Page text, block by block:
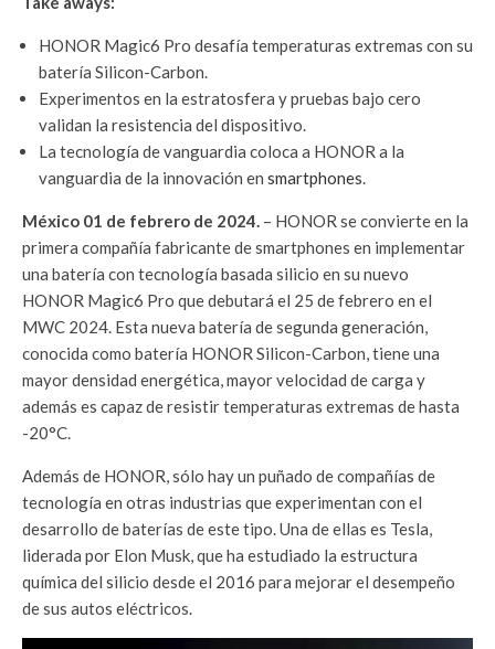
HONOR Magic6 Pro desafía temperaturas extremas con su
batería Silicon-Carbon.
Experimentos en la estratosfera y pruebas bajo cero
validan la resistencia del dispositivo.
La tecnología de vanguardia coloca a HONOR a la
vanguardia de la innovación en smartphones.
México 01 de febrero de 2024. – HONOR se convierte en la
primera compañía fabricante de smartphones en implementar
una batería con tecnología basada silicio en su nuevo
HONOR Magic6 Pro que debutará el 25 de febrero en el
MWC 2024. Esta nueva batería de segunda generación,
conocida como batería HONOR Silicon-Carbon, tiene una
mayor densidad energética, mayor velocidad de carga y
además es capaz de resistir temperaturas extremas de hasta
-20°C.
Además de HONOR, sólo hay un puñado de compañías de
tecnología en otras industrias que experimentan con el
desarrollo de baterías de este tipo. Una de ellas es Tesla,
liderada por Elon Musk, que ha estudiado la estructura
química del silicio desde el 2016 para mejorar el desempeño
de sus autos eléctricos.